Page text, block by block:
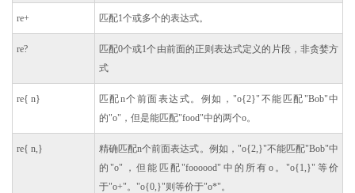
re+ 匹配1个或多个的表达式。
re?
匹配0个或1个由前面的正则表达式定义的片段，非贪婪方
式
re{ n}
匹配n个前面表达式。例如，"o{2}"不能匹配"Bob"中
的"o"，但是能匹配"food"中的两个o。
re{ n,}
精确匹配n个前面表达式。例如，"o{2,}"不能匹配"Bob"中
的"o"，但能匹配"foooood"中的所有o。"o{1,}"等价
于"o+"。"o{0,}"则等价于"o*"。